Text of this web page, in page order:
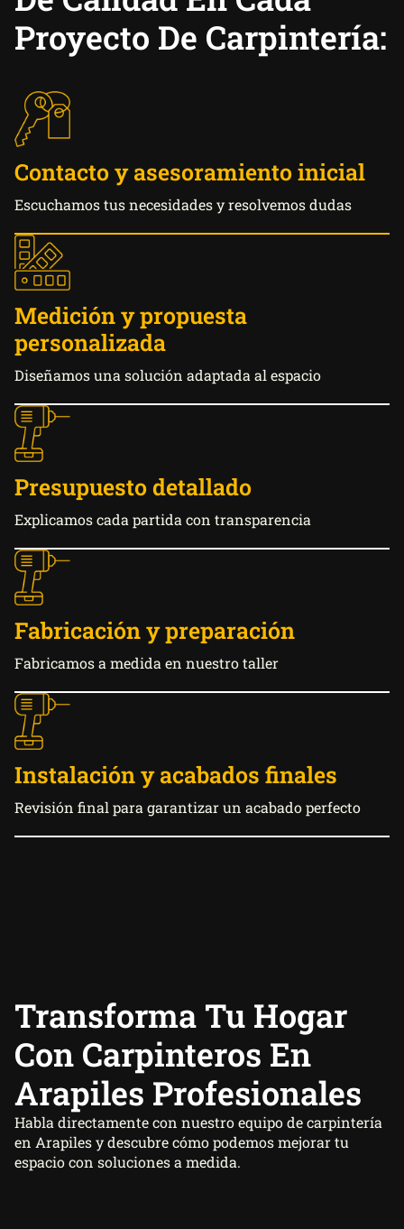
Proyecto De Carpintería:
Contacto y asesoramiento inicial
Escuchamos tus necesidades y resolvemos dudas
Medición y propuesta
personalizada
Diseñamos una solución adaptada al espacio
Presupuesto detallado
Explicamos cada partida con transparencia
Fabricación y preparación
Fabricamos a medida en nuestro taller
Instalación y acabados finales
Revisión final para garantizar un acabado perfecto
Transforma Tu Hogar
Con Carpinteros En
Arapiles Profesionales
Habla directamente con nuestro equipo de carpintería
en Arapiles y descubre cómo podemos mejorar tu
espacio con soluciones a medida.